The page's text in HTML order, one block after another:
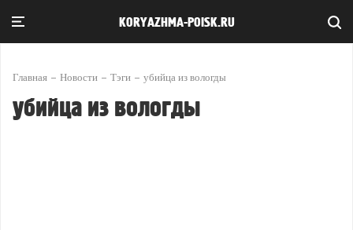
KORYAZHMA-POISK.RU
Главная Новости Тэги убийца из вологды
убийца из вологды